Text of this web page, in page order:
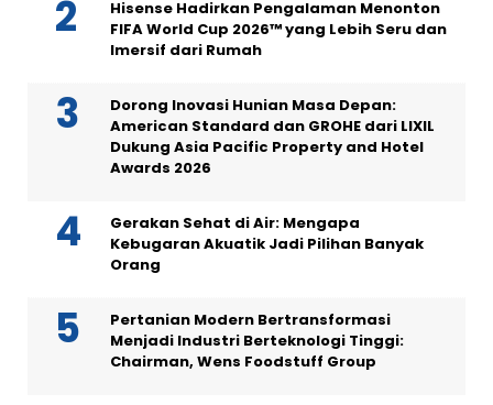
Hisense Hadirkan Pengalaman Menonton
FIFA World Cup 2026™ yang Lebih Seru dan
Imersif dari Rumah
Dorong Inovasi Hunian Masa Depan:
American Standard dan GROHE dari LIXIL
Dukung Asia Pacific Property and Hotel
Awards 2026
Gerakan Sehat di Air: Mengapa
Kebugaran Akuatik Jadi Pilihan Banyak
Orang
Pertanian Modern Bertransformasi
Menjadi Industri Berteknologi Tinggi:
Chairman, Wens Foodstuff Group